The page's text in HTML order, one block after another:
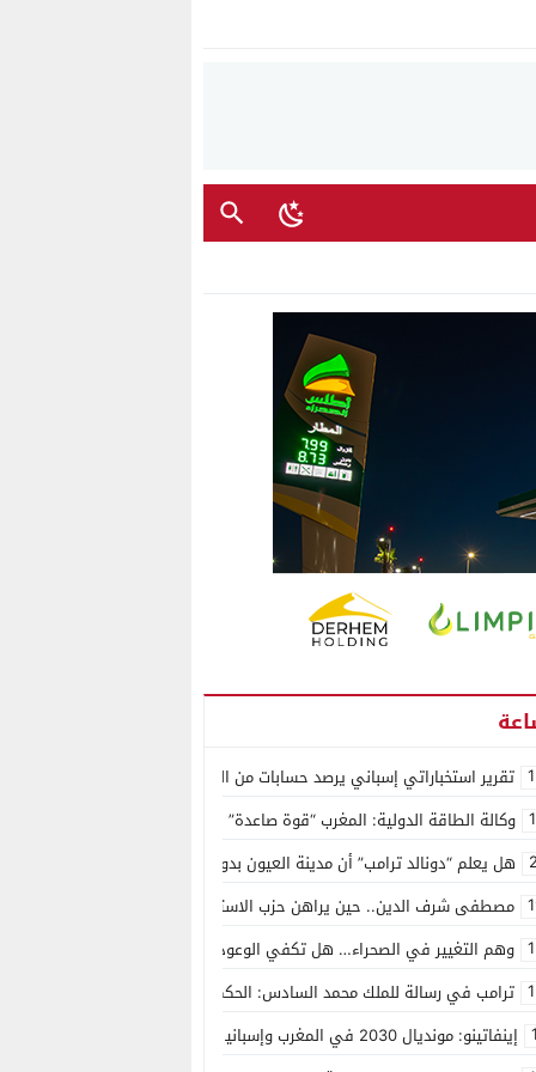
تقرير استخباراتي إسباني يرصد حسابات من الجزائر وأرقاما بـ”213+” ضمن حملة رقمية منظمة حرّضت على اقتحام سبتة
وكالة الطاقة الدولية: المغرب “قوة صاعدة” في سوق المعادن الاستراتيجية
هل يعلم “دونالد ترامب” أن مدينة العيون بدون ماء؟
مصطفى شرف الدين.. حين يراهن حزب الاستقلال على الكفاءة ويمنح الشباب
وهم التغيير في الصحراء… هل تكفي الوعود الفارغة لصناعة الواقع؟
ترامب في رسالة للملك محمد السادس: الحكم الذاتي هو الأساس الوحيد لحل
إينفاتينو: مونديال 2030 في المغرب وإسبانيا والبرتغال سيكون “الأجمل في التاريخ”